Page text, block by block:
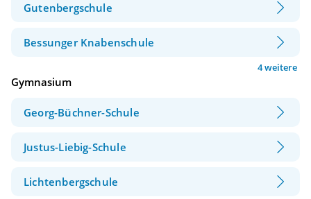
Gutenbergschule
Bessunger Knabenschule
4 weitere
Gymnasium
Georg-Büchner-Schule
Justus-Liebig-Schule
Lichtenbergschule